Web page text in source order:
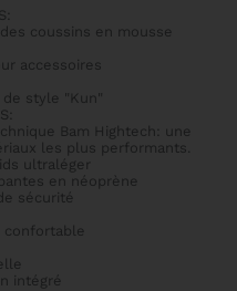
coussins en mousse
accessoires
style "Kun"
Bam Hightech: une
les plus performants.
ultraléger
en néoprène
sécurité
intégré